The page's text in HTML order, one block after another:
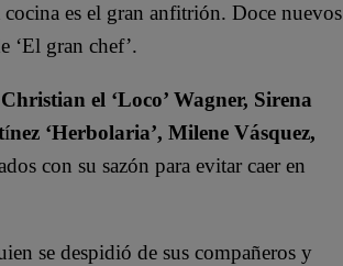
es el gran anfitrión. Doce nuevos
‘El gran chef’.
el ‘Loco’ Wagner, Sirena
ínez ‘Herbolaria’, Milene Vásquez,
con su sazón para evitar caer en
se despidió de sus compañeros y